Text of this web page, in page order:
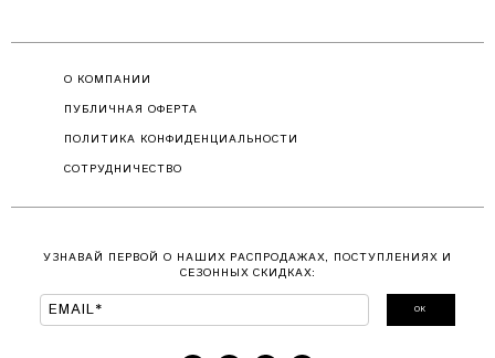
О КОМПАНИИ
ПУБЛИЧНАЯ ОФЕРТА
ПОЛИТИКА КОНФИДЕНЦИАЛЬНОСТИ
СОТРУДНИЧЕСТВО
УЗНАВАЙ ПЕРВОЙ О НАШИХ РАСПРОДАЖАХ, ПОСТУПЛЕНИЯХ И
СЕЗОННЫХ СКИДКАХ:
ОК